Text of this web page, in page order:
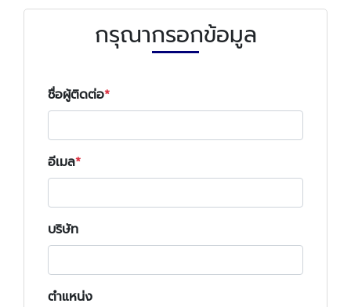
กรุณากรอกข้อมูล
ชื่อผู้ติดต่อ
อีเมล
บริษัท
ตำแหน่ง